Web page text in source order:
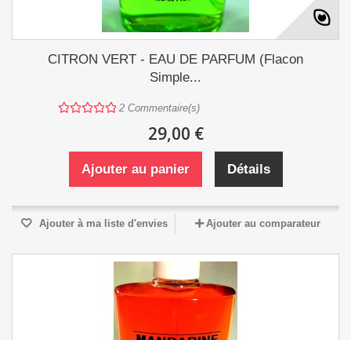
CITRON VERT - EAU DE PARFUM (Flacon
Simple...
2 Commentaire(s)
29,00 €
Ajouter au panier Détails
Ajouter à ma liste d'envies Ajouter au comparateur